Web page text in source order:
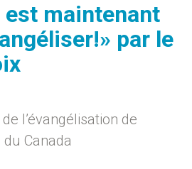
est maintenant
par le
l’évangélisation de
du Canada